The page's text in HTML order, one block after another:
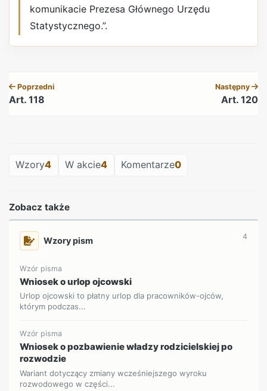
komunikacie Prezesa Głównego Urzędu
Statystycznego.”.
Poprzedni
Art. 118
Następny
Art. 120
Wzory4 W akcie4 Komentarze0
Zobacz także
Wzory pism 4
Wzór pisma
Wniosek o urlop ojcowski
Urlop ojcowski to płatny urlop dla pracowników-ojców,
którym podczas...
Wzór pisma
Wniosek o pozbawienie władzy rodzicielskiej po
rozwodzie
Wariant dotyczący zmiany wcześniejszego wyroku
rozwodowego w części...